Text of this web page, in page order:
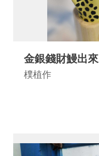
金銀錢財鰻出來
樸植作